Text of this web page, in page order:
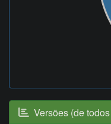
Versões (de